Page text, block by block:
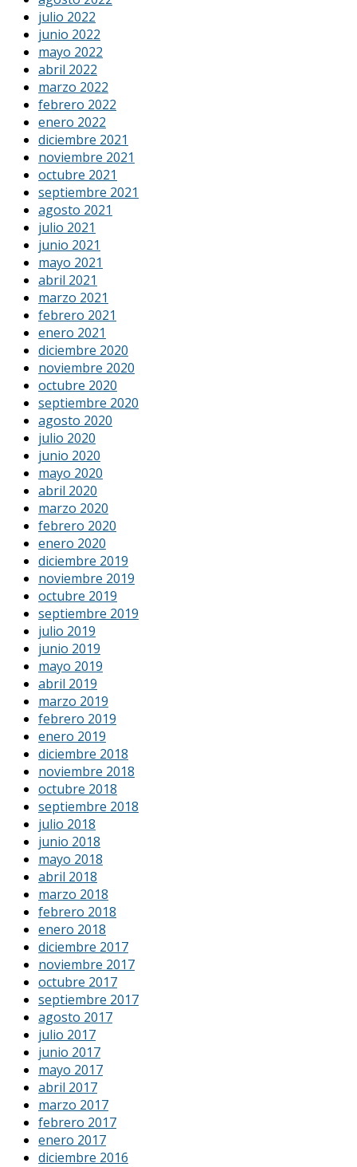
julio 2022
junio 2022
mayo 2022
abril 2022
marzo 2022
febrero 2022
enero 2022
diciembre 2021
noviembre 2021
octubre 2021
septiembre 2021
agosto 2021
julio 2021
junio 2021
mayo 2021
abril 2021
marzo 2021
febrero 2021
enero 2021
diciembre 2020
noviembre 2020
octubre 2020
septiembre 2020
agosto 2020
julio 2020
junio 2020
mayo 2020
abril 2020
marzo 2020
febrero 2020
enero 2020
diciembre 2019
noviembre 2019
octubre 2019
septiembre 2019
julio 2019
junio 2019
mayo 2019
abril 2019
marzo 2019
febrero 2019
enero 2019
diciembre 2018
noviembre 2018
octubre 2018
septiembre 2018
julio 2018
junio 2018
mayo 2018
abril 2018
marzo 2018
febrero 2018
enero 2018
diciembre 2017
noviembre 2017
octubre 2017
septiembre 2017
agosto 2017
julio 2017
junio 2017
mayo 2017
abril 2017
marzo 2017
febrero 2017
enero 2017
diciembre 2016